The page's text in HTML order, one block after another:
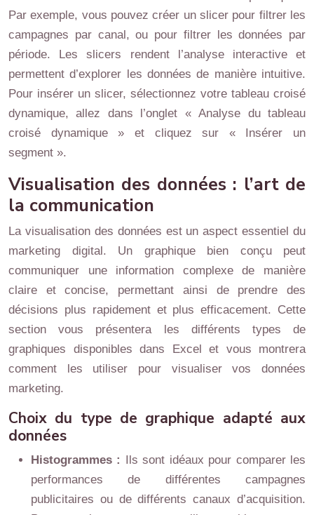
Par exemple, vous pouvez créer un slicer pour filtrer les
campagnes par canal, ou pour filtrer les données par
période. Les slicers rendent l’analyse interactive et
permettent d’explorer les données de manière intuitive.
Pour insérer un slicer, sélectionnez votre tableau croisé
dynamique, allez dans l’onglet « Analyse du tableau
croisé dynamique » et cliquez sur « Insérer un
segment ».
Visualisation des données : l’art de
la communication
La visualisation des données est un aspect essentiel du
marketing digital. Un graphique bien conçu peut
communiquer une information complexe de manière
claire et concise, permettant ainsi de prendre des
décisions plus rapidement et plus efficacement. Cette
section vous présentera les différents types de
graphiques disponibles dans Excel et vous montrera
comment les utiliser pour visualiser vos données
marketing.
Choix du type de graphique adapté aux
données
Histogrammes : Ils sont idéaux pour comparer les
performances de différentes campagnes
publicitaires ou de différents canaux d’acquisition.